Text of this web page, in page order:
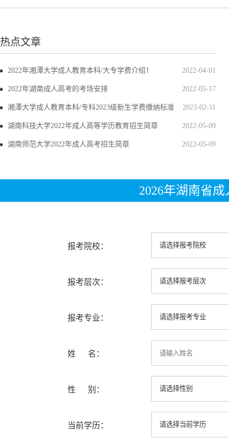
热点文章
2022-04-01
2022年湘潭大学成人教育本科/大专学费介绍！
2022-05-17
2022年湖南成人高考的考场安排
2023-02-11
湘潭大学成人教育本科/专科2023级新生学费缴纳标准
2022-05-09
湖南科技大学2022年成人高等学历教育招生简章
2022-05-09
湖南师范大学2022年成人高考招生简章
2026年湖南省
报考院校：
报考层次：
报考专业：
姓 名：
性 别：
当前学历：